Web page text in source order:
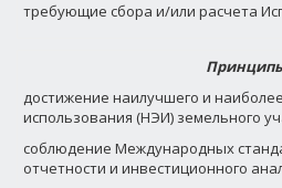
требующие сбора и/или расчета
достижение наилучшего и
использования (НЭИ) земельного
соблюдение Международных
отчетности и инвестиционного